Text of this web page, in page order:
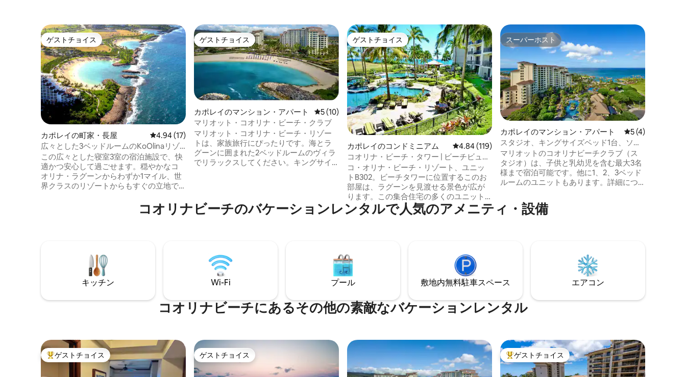
ゲストチョイス
ゲストチョイス
カポレイの町家・長屋 レビュー17件、5つ星中4.94つ星の平均評価
4.94 (17)
広々とした3ベッドルームのKoOlinaリゾ
ートヴィラ～ゴルフ、ビーチ、ダイニン
グ
この広々とした寝室3室の宿泊施設で、快
適かつ安心して過ごせます。穏やかなコ
オリナ・ラグーンからわずか1マイル、世
界クラスのリゾートからもすぐの立地で
フレッシュし、長期滞在向けに設計さ
れ、考え抜かれた設備が整ったこの宿泊
を楽しむために滞在される場合でも、あ
るいは単に静かなリゾートスタイルの環
境でリラックスされる場合でも、この宿
泊先は、真の第二の我が家として求めら
ゲストチョイス
ゲストチョイス
カポレイのマンション・アパート レビュー10件、5つ星中5つ星の平均評価
5 (10)
マリオット・コオリナ・ビーチ・クラブ
マリオット・コオリナ・ビーチ・リゾー
トは、家族旅行にぴったりです。海とラ
グーンに囲まれた2ベッドルームのヴィラ
でリラックスしてください。キングサイ
スリーパーソファを備えたゲストルーム
が含まれます。リビングエリアにはスリ
は、屋外プール、ホットタブ、フィット
ネスセンターをお楽しみください。
ゲストチョイス
ゲストチョイス
カポレイのコンドミニアム レビュー119件、5つ星中4.84つ星の平均評価
4.84 (119)
コオリナ・ビーチ・タワー | ビーチビュー
| リゾートプール！
コ・オリナ・ビーチ・リゾート、ユニッ
トB302。ビーチタワーに位置するこのお
部屋は、ラグーンを見渡せる景色が広が
ります。この集合住宅の多くのユニット
とは異なり、B302は水辺に最も近いタワ
ーに位置し、海の景色と息をのむような
リゾートまで少し散歩してみてくださ
い。 現役の救急隊員または米軍退役軍人
の方は、ご予約時にプロモーションにつ
いてお問い合わせください。私たちの心
スーパーホスト
スーパーホスト
カポレイのマンション・アパート レビュー4件、5
5 (4)
スタジオ、キングサイズベッド1台、ソフ
ァベッド、バルコニー、マリオット・コ
オリーナ
マリオットのコオリナビーチクラブ（ス
タジオ）は、子供と乳幼児を含む最大3名
様まで宿泊可能です。他に1、2、3ベッド
ルームのユニットもあります。詳細につ
屋の概要 ゲストルーム キャスター付きベ
ッドは許可されていません ベビーベッド
駐車場 バレーパーキング、料金： 1日
コオリナビーチのバケーションレンタルで人気のアメニティ・設備
キッチン Wi-Fi プール 敷地内無料駐⁠車ス⁠ペ⁠ー⁠ス エアコン
コオリナビーチにあるその他の素敵なバケーションレンタル
大好評のゲストチョイスです。
ゲストチョイス ゲストチョイス
ゲストチョイス 大好評のゲストチョイスです。
ゲストチョイス